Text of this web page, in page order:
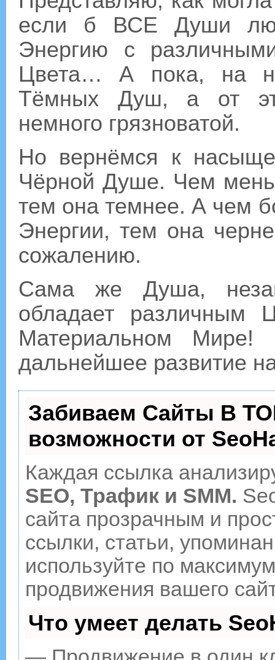
если б ВСЕ Души
Энергию с
Цвета… А пока, на
Тёмных Душ, а от
немного грязноватой.
Но вернёмся к
Чёрной Душе. Чем
тем она темнее. А чем
Энергии, тем она
сожалению.
Сама же Душа,
обладает различным
Материальном
дальнейшее развитие
Забиваем Сайты В
возможности от
Каждая ссылка
SEO, Трафик и SMM.
сайта прозрачным и
ссылки, статьи,
используйте по
продвижения вашего
Что умеет делать